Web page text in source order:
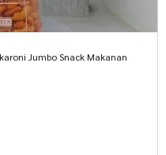
Jumbo Snack Makanan